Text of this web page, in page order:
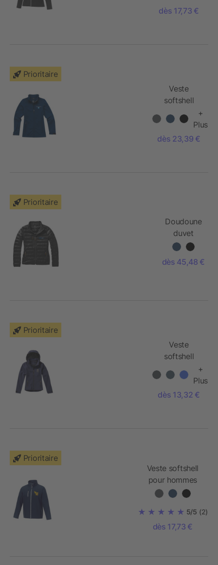
dès 17,73 €
Prioritaire
Veste
softshell
Maxson
+
Plus
dès 23,39 €
Prioritaire
Doudoune
duvet
léger
Scotia
dès 45,48 €
Prioritaire
Veste
softshell
Langley
+
Plus
dès 13,32 €
Prioritaire
Veste softshell
pour hommes
Orion
5/5 (2)
dès 17,73 €